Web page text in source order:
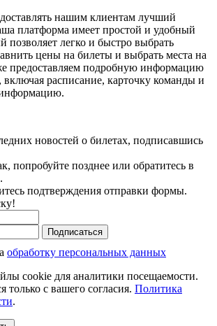
нашим клиентам лучший
платформа имеет простой и удобный
позволяет легко и быстро выбрать
цены на билеты и выбрать места на
предоставляем подробную информацию
расписание, карточку команды и
новостей о билетах, подписавшись
попробуйте позднее или обратитесь в
подтверждения отправки формы.
Подписаться
обработку персональных данных
cookie для аналитики посещаемости.
только с вашего согласия. Политика
.